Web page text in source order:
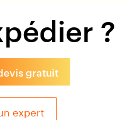
?
gratuit
expert